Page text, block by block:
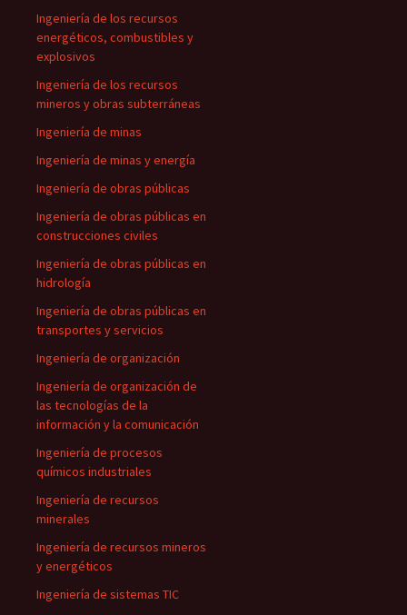
Ingeniería de los recursos
energéticos, combustibles y
explosivos
Ingeniería de los recursos
mineros y obras subterráneas
Ingeniería de minas
Ingeniería de minas y energía
Ingeniería de obras públicas
Ingeniería de obras públicas en
construcciones civiles
Ingeniería de obras públicas en
hidrología
Ingeniería de obras públicas en
transportes y servicios
Ingeniería de organización
Ingeniería de organización de
las tecnologías de la
información y la comunicación
Ingeniería de procesos
químicos industriales
Ingeniería de recursos
minerales
Ingeniería de recursos mineros
y energéticos
Ingeniería de sistemas TIC